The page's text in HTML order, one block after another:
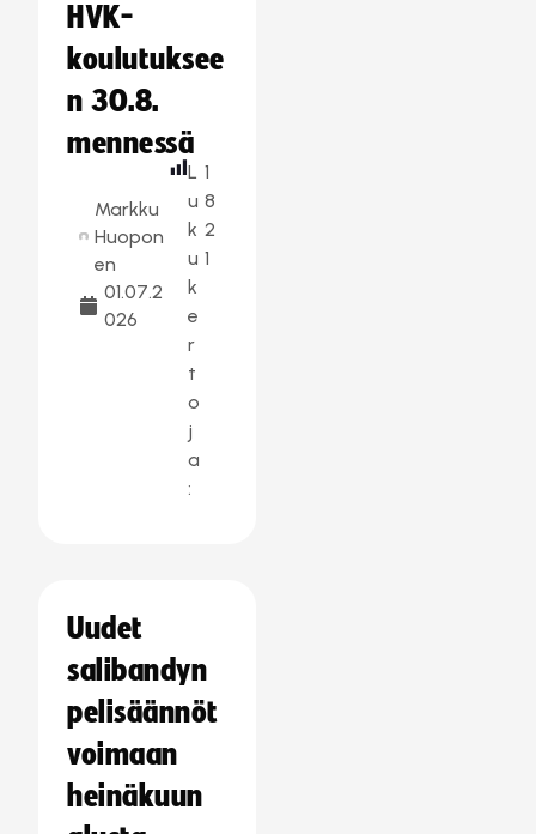
HVK-
koulutuksee
n 30.8.
mennessä
Markku
Huopon
en
01.07.2
026
L
u
k
u
k
e
r
t
o
j
a
:
1
8
2
1
Uudet
salibandyn
pelisäännöt
voimaan
heinäkuun